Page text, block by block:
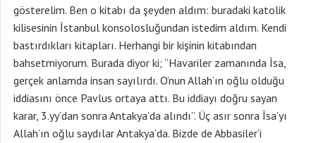
gösterelim. Ben o kitabı da şeyden aldım: buradaki katolik
kilisesinin İstanbul konsolosluğundan istedim aldım. Kendi
bastırdıkları kitapları. Herhangi bir kişinin kitabından
bahsetmiyorum. Burada diyor ki; “Havariler zamanında İsa,
gerçek anlamda insan sayılırdı. O’nun Allah’ın oğlu olduğu
iddiasını önce Pavlus ortaya attı. Bu iddiayı doğru sayan
karar, 3.yy’dan sonra Antakya’da alındı”. Üç asır sonra İsa’yı
Allah’ın oğlu saydılar Antakya’da. Bizde de Abbasiler’i